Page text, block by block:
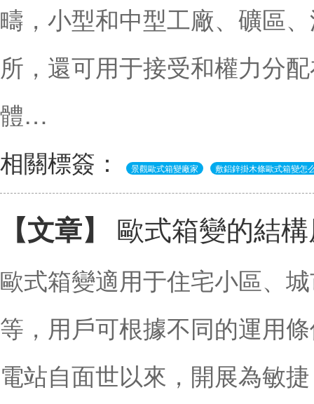
疇，小型和中型工廠、礦區
所，還可用于接受和權力分
體…
相關標簽：
景觀歐式箱變廠家 敷鋁鋅掛木條歐式箱變怎
【文章】 歐式箱變的結
歐式箱變適用于住宅小區、
等，用戶可根據不同的運用
電站自面世以來，開展為敏